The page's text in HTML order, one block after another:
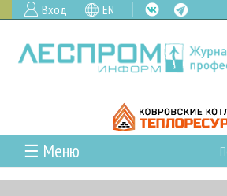
Вход EN
☰ Меню
ГЛАВНАЯ